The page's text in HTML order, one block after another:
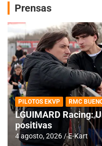
Prensas
PILOTOS EKVP RMC
LGUIMARD Racing:
positivas
4 agosto, 2026 E-Kart